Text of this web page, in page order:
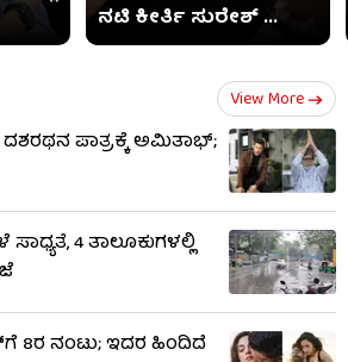
ನಟಿ ಕೀರ್ತಿ ಸುರೇಶ್ ...
View More
ದಶರಥನ ಪಾತ್ರಕ್ಕೆ ಅಮಿತಾಭ್;
4 ತಾಲೂಕುಗಳಲ್ಲಿ
8ರ ನಂಟು; ಇದರ ಹಿಂದಿದೆ